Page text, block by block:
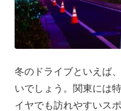
冬のドライブといえば
いでしょう。関東には
イヤでも訪れやすいス